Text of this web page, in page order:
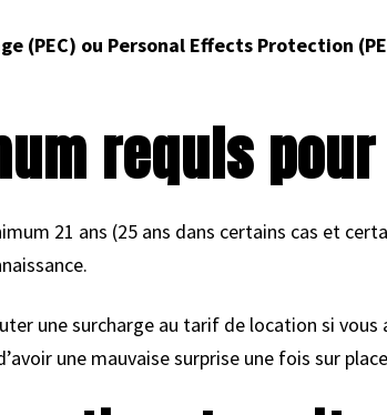
(PEC) ou Personal Effects Protection
requis pour
21 ans (25 ans dans certains cas et
une surcharge au tarif de location si
une mauvaise surprise une fois sur